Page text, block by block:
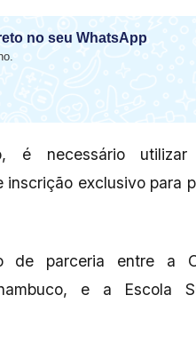
no seu WhatsApp
é necessário
inscrição exclusivo para
de parceria entre a
e a Escola